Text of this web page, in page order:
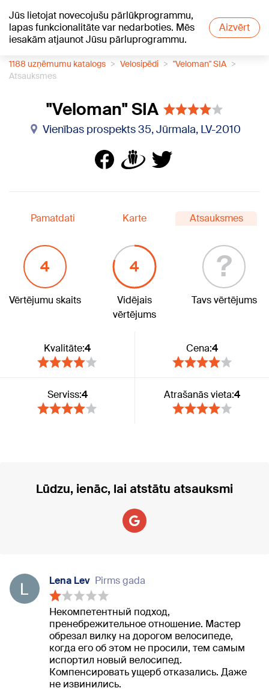
Jūs lietojat novecojušu pārlūkprogrammu,
lapas funkcionalitāte var nedarboties. Mēs
iesakām atjaunot Jūsu pārluprogrammu.
Aizvērt
+20°C
1188 uzņēmumu katalogs Velosipēdi
"Veloman" SIA
Atsauksmes
"Veloman" SIA
Vienības prospekts 35, Jūrmala, LV-2010
Pamatdati Karte Atsauksmes
4
Vērtējumu skaits
4
Vidējais
vērtējums
?
Tavs vērtējums
Kvalitāte:4 Cena:4
Serviss:4 Atrašanās vieta:4
Lūdzu, ienāc, lai atstātu atsauksmi
Lena Lev Pirms gada
Некомпетентный подход,
пренебрежительное отношение. Мастер
обрезал вилку на дорогом велосипеде,
когда его об этом не просили, тем самым
испортил новый велосипед.
Компенсировать ущерб отказались. Даже
не извинились.